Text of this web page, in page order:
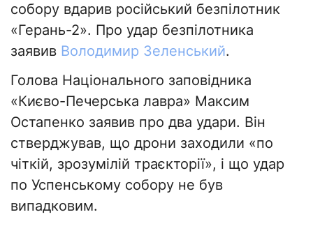
собору вдарив російський безпілотник
«Герань-2». Про удар безпілотника
заявив Володимир Зеленський.
Голова Національного заповідника
«Києво-Печерська лавра» Максим
Остапенко заявив про два удари. Він
стверджував, що дрони заходили «по
чіткій, зрозумілій траєкторії», і що удар
по Успенському собору не був
випадковим.